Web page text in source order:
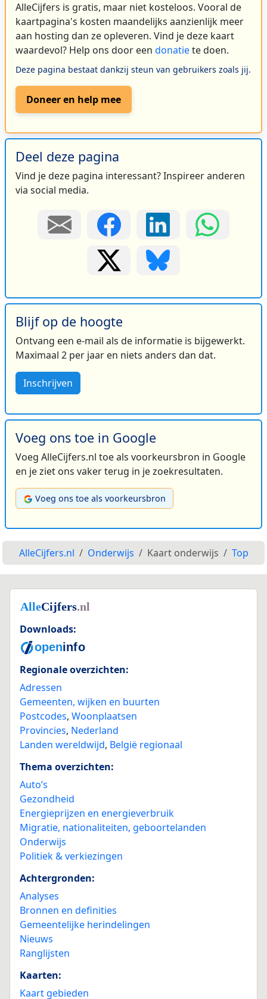
AlleCijfers is gratis, maar niet kosteloos. Vooral de
kaartpagina's kosten maandelijks aanzienlijk meer
aan hosting dan ze opleveren. Vind je deze kaart
waardevol? Help ons door een donatiete doen.
Deze pagina bestaat dankzij steun van gebruikers zoals jij.
Doneer en help mee
Deel deze pagina
Vind je deze pagina interessant? Inspireer anderen
via social media.
Blijf op de hoogte
Ontvang een e-mail als de informatie is bijgewerkt.
Maximaal 2 per jaar en niets anders dan dat.
Inschrijven
Voeg ons toe in Google
Voeg AlleCijfers.nl toe als voorkeursbron in Google
en je ziet ons vaker terug in je zoekresultaten.
Voeg ons toe als voorkeursbron
AlleCijfers.nl Onderwijs Kaart onderwijs Top
Downloads:
Regionale overzichten:
Adressen
Gemeenten, wijken en buurten
Postcodes, Woonplaatsen
Provincies, Nederland
Landen wereldwijd, België regionaal
Thema overzichten:
Auto’s
Gezondheid
Energieprijzen en energieverbruik
Migratie, nationaliteiten, geboortelanden
Onderwijs
Politiek & verkiezingen
Achtergronden:
Analyses
Bronnen en definities
Gemeentelijke herindelingen
Nieuws
Ranglijsten
Kaarten:
Kaart gebieden